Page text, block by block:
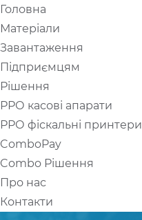
Головна
Матеріали
Завантаження
Підприємцям
Рішення
РРО касові апарати
РРО фіскальні принтери
ComboPay
Combo Рішення
Про нас
Контакти